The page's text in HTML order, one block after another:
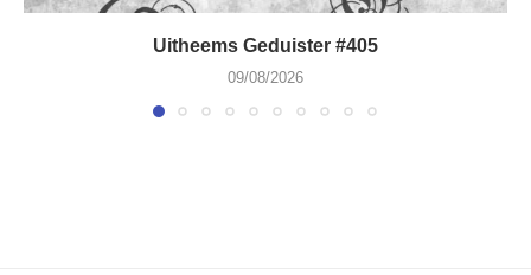
Uitheems Geduister #405
09/08/2026